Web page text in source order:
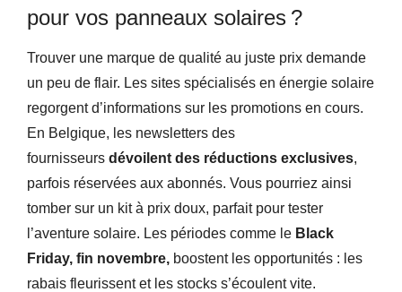
pour vos panneaux solaires ?
Trouver une marque de qualité au juste prix demande
un peu de flair. Les sites spécialisés en énergie solaire
regorgent d’informations sur les promotions en cours.
En Belgique, les newsletters des
fournisseurs dévoilent des réductions exclusives,
parfois réservées aux abonnés. Vous pourriez ainsi
tomber sur un kit à prix doux, parfait pour tester
l’aventure solaire. Les périodes comme le Black
Friday, fin novembre, boostent les opportunités : les
rabais fleurissent et les stocks s’écoulent vite.